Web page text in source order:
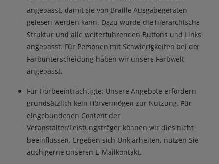
angepasst, damit sie von Braille Ausgabegeräten
gelesen werden kann. Dazu wurde die hierarchische
Struktur und alle weiterführenden Buttons und Links
angepasst. Für Personen mit Schwierigkeiten bei der
Farbunterscheidung haben wir unsere Farbwelt
angepasst.
Für Hörbeeinträchtigte: Unsere Angebote erfordern
grundsätzlich kein Hörvermögen zur Nutzung. Für
eingebundenen Content der
Veranstalter/Leistungsträger können wir dies nicht
beeinflussen. Ergeben sich Unklarheiten, nutzen Sie
auch gerne unseren E-Mailkontakt.